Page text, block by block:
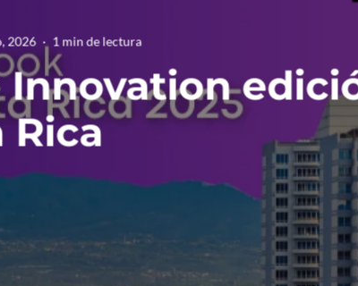
2026 · 1 min de lectura
Innovation
Rica